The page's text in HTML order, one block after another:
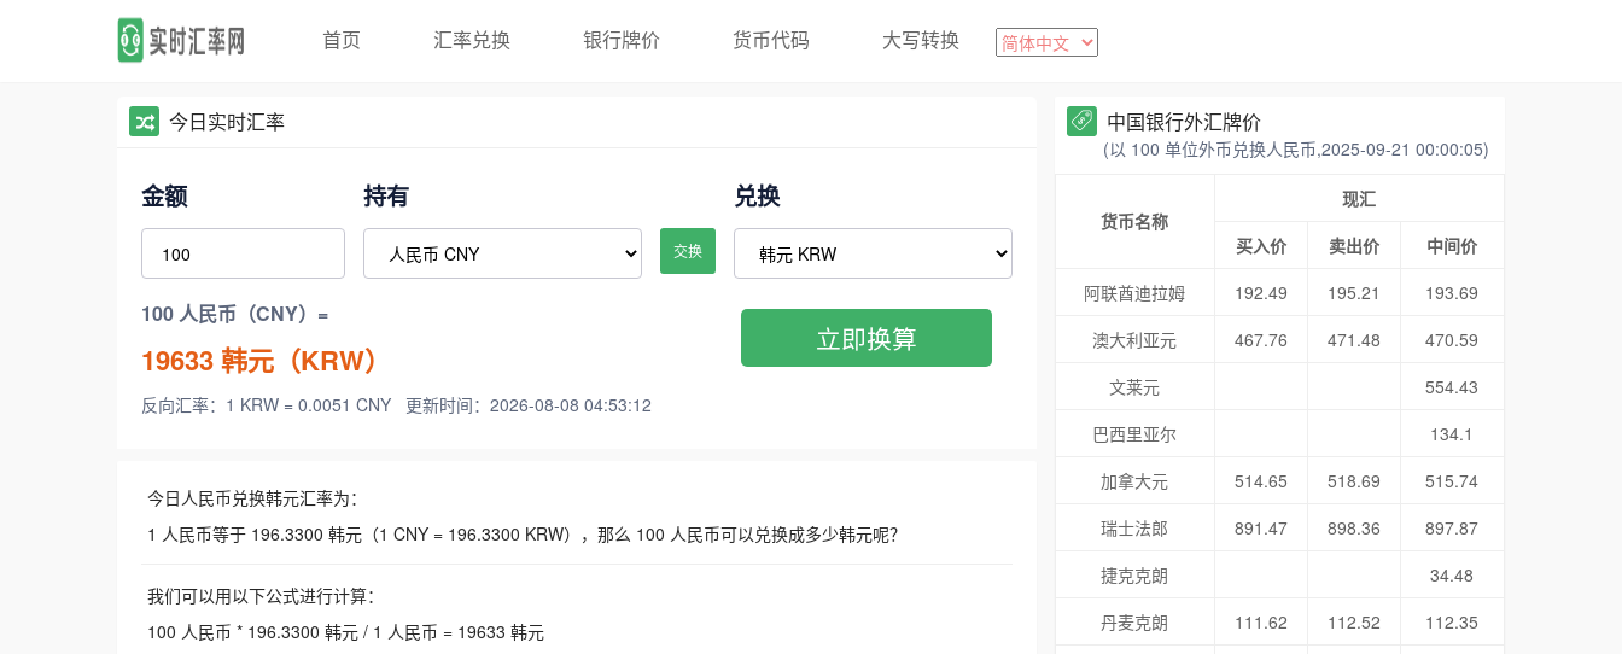
首页 汇率兑换 银行牌价 货币代码 大写转换
今日实时汇率
金额 持有
交换
兑换
100 人民币（CNY）=
19633韩元（KRW）
反向汇率：1 KRW = 0.0051 CNY 更新时间：2026-08-08 04:53:12
立即换算
今日人民币兑换韩元汇率为：
1 人民币等于 196.3300 韩元（1 CNY = 196.3300 KRW），那么 100 人民币可以兑换成多少韩元呢？
我们可以用以下公式进行计算：
100 人民币 * 196.3300 韩元 / 1 人民币 = 19633 韩元
中国银行外汇牌价
(以 100 单位外币兑换人民币,2025-09-21 00:00:05)
货币名称
现汇
买入价
卖出价
中间价
阿联酋迪拉姆
192.49 195.21
193.69
澳大利亚元
467.76 471.48
470.59
文莱元
554.43
巴西里亚尔
134.1
加拿大元
514.65 518.69
515.74
瑞士法郎
891.47 898.36
897.87
捷克克朗
34.48
丹麦克朗
111.62 112.52
112.35